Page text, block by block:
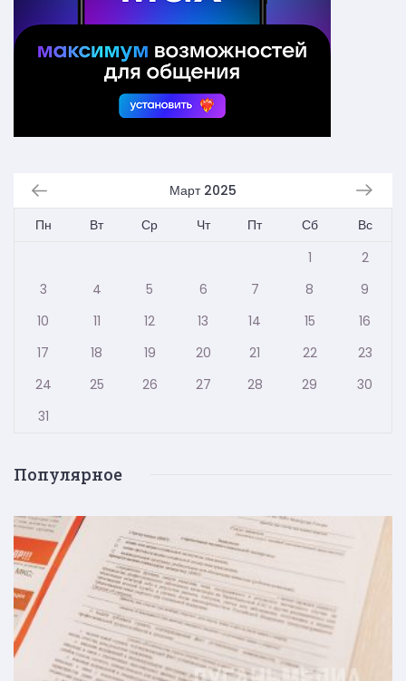
Март 2025
Пн
Вт Ср Чт Пт Сб
Вс
1
2
3
4 5 6 7 8
9
10
11 12 13 14 15
16
17
18 19 20 21 22
23
24
25 26 27 28 29
30
31
Популярное